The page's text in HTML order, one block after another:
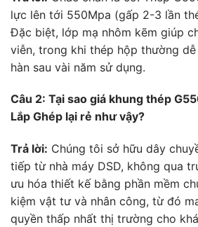
lực lên tới 550Mpa (gấp 2-3 lần
Đặc biệt, lớp mạ nhôm kẽm giúp
viễn, trong khi thép hộp thường
hàn sau vài năm sử dụng.
Câu 2: Tại sao giá khung thép
Lắp Ghép lại rẻ như vậy?
Trả lời: Chúng tôi sở hữu dây
tiếp từ nhà máy DSD, không qua
ưu hóa thiết kế bằng phần mềm
kiệm vật tư và nhân công, từ đó
quyền thấp nhất thị trường cho